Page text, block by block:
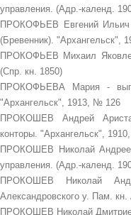
управления. (Адр.-календ.
ПРОКОФЬЕВ Евгений Ильич
(Бревенник). "Архангельск",
ПРОКОФЬЕВ Михаил
(Спр. кн. 1850)
ПРОКОФЬЕВА Мария -
"Архангельск", 1913, № 126
ПРОКОШЕВ Андрей
конторы. "Архангельск",
ПРОКОШЕВ Николай
управления. (Адр.-календ.
ПРОКОШЕВ Николай
Александровского у. Пам. кн.
ПРОКОШЕВ Николай